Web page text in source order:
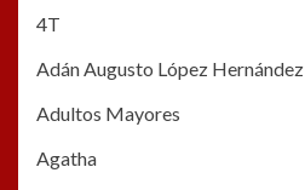
4T
Adán Augusto López Hernández
Adultos Mayores
Agatha